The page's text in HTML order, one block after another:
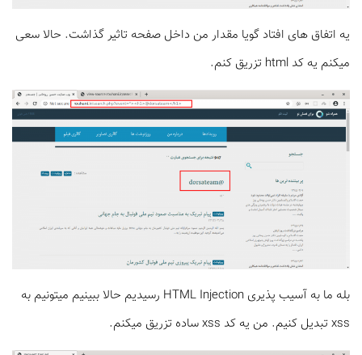
یه اتفاق های افتاد گویا مقدار من داخل صفحه تاثیر گذاشت. حالا سعی
میکنم یه کد html تزریق کنم.
بله ما به آسیب پذیری HTML Injection رسیدیم حالا ببینیم میتونیم به
xss تبدیل کنیم. من یه کد xss ساده تزریق میکنم.